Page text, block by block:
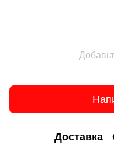
Доставка